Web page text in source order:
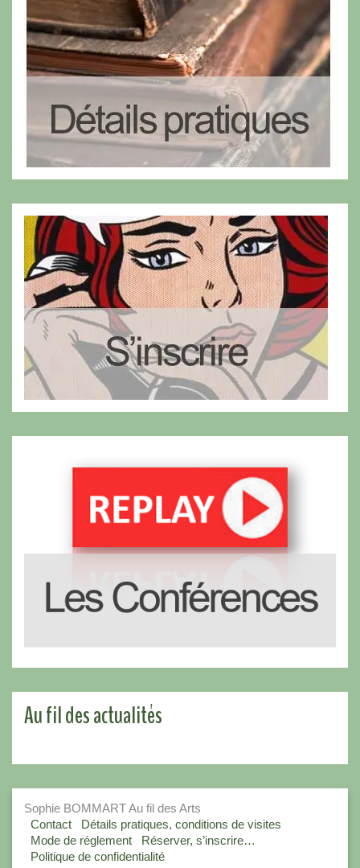
Au fil des actualités
Sophie BOMMART Au fil des Arts
Contact
Détails pratiques, conditions de visites
Mode de réglement
Réserver, s’inscrire…
Politique de confidentialité